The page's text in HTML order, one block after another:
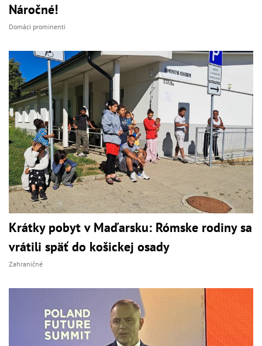
Náročné!
Domáci prominenti
Krátky pobyt v Maďarsku: Rómske rodiny sa
vrátili späť do košickej osady
Zahraničné